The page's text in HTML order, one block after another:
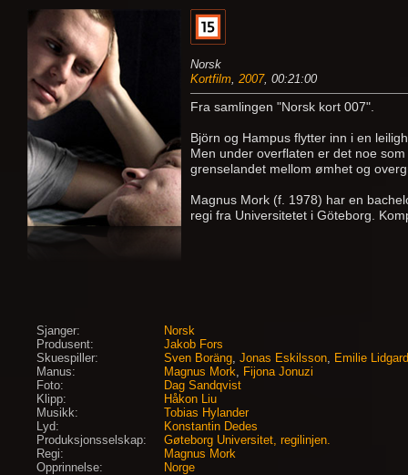
Norsk
Kortfilm, 2007, 00:21:00
Fra samlingen "Norsk kort 007".
Björn og Hampus flytter inn i en
Men under overflaten er det noe
grenselandet mellom ømhet og
Magnus Mork (f. 1978) har en
regi fra Universitetet i Göteborg.
Sjanger:
Norsk
Produsent:
Jakob Fors
Skuespiller:
Sven Boräng, Jonas Eskilsson, Emilie Lidgard
Manus:
Magnus Mork, Fijona Jonuzi
Foto:
Dag Sandqvist
Klipp:
Håkon Liu
Musikk:
Tobias Hylander
Lyd:
Konstantin Dedes
Produksjonsselskap:
Gøteborg Universitet, regilinjen.
Regi:
Magnus Mork
Opprinnelse:
Norge